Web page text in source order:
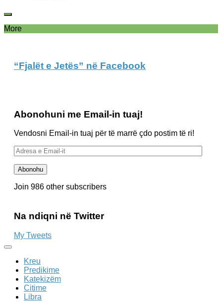
More
“Fjalët e Jetës” në Facebook
Abonohuni me Email-in tuaj!
Vendosni Email-in tuaj për të marrë çdo postim të ri!
Adresa
e
Email-
it
Abonohu
Join 986 other subscribers
Na ndiqni në Twitter
My Tweets
Kreu
Predikime
Katekizëm
Citime
Libra